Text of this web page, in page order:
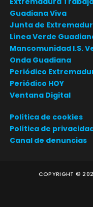
Guadiana Viva
Junta de
Línea Verde
Mancomunidad I.S.
Onda Guadiana
Periódico
Periódico HOY
Ventana Digital
Política de cookies
Política de
Canal de denuncias
COPYRIGHT ©